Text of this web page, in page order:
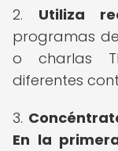
2. Utiliza
programas
o charlas
diferentes
3.
En la